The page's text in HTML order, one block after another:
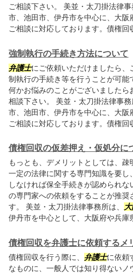
ご相談下さい。 美並・太刀掛法律事
市、池田市、伊丹市を中心に、大阪
ご相談に対応しております。債権回
強制執行の手続き方法について
弁護士にご依頼いただけましたら、
制執行の手続き等を行うことが可能
何かお悩みのことがございましたら
相談下さい。 美並・太刀掛法律事務
市、池田市、伊丹市を中心に、大阪
ご相談に対応しております。債権回
債権回収の仮差押え・仮処分に
もっとも、デメリットとしては、
一定の法律に関する専門知識を要し
しなければ保全手続きが認められな
の専門家への依頼をすることが推奨
す。 美並・太刀掛法律事務所は、
伊丹市を中心として、大阪府や兵庫
債権回収を弁護士に依頼するメ
債権回収を行う際に、 弁護士に依頼
なものに、一般人では知り得ないノ